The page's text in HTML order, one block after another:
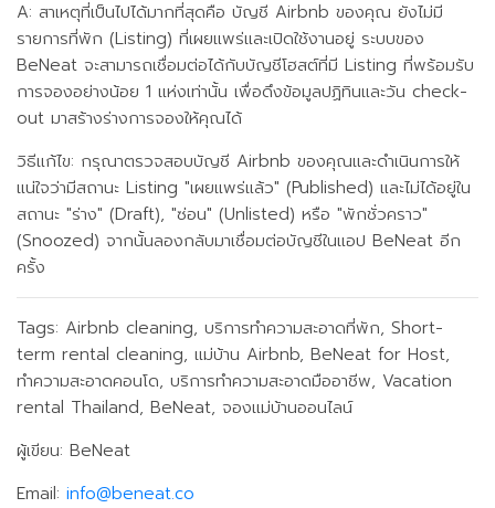
A: สาเหตุที่เป็นไปได้มากที่สุดคือ บัญชี Airbnb ของคุณ ยังไม่มี
รายการที่พัก (Listing) ที่เผยแพร่และเปิดใช้งานอยู่ ระบบของ
BeNeat จะสามารถเชื่อมต่อได้กับบัญชีโฮสต์ที่มี Listing ที่พร้อมรับ
การจองอย่างน้อย 1 แห่งเท่านั้น เพื่อดึงข้อมูลปฏิทินและวัน check-
out มาสร้างร่างการจองให้คุณได้
วิธีแก้ไข: กรุณาตรวจสอบบัญชี Airbnb ของคุณและดำเนินการให้
แน่ใจว่ามีสถานะ Listing "เผยแพร่แล้ว" (Published) และไม่ได้อยู่ใน
สถานะ "ร่าง" (Draft), "ซ่อน" (Unlisted) หรือ "พักชั่วคราว"
(Snoozed) จากนั้นลองกลับมาเชื่อมต่อบัญชีในแอป BeNeat อีก
ครั้ง
Tags: Airbnb cleaning, บริการทำความสะอาดที่พัก, Short-
term rental cleaning, แม่บ้าน Airbnb, BeNeat for Host,
ทำความสะอาดคอนโด, บริการทำความสะอาดมืออาชีพ, Vacation
rental Thailand, BeNeat, จองแม่บ้านออนไลน์
ผู้เขียน: BeNeat
Email: info@beneat.co